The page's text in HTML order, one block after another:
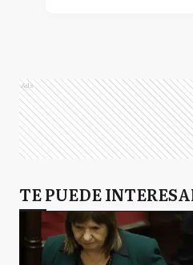
Ads
TE PUEDE